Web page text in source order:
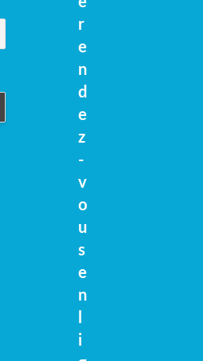
r
e
n
d
e
z
-
v
o
u
s
e
n
i